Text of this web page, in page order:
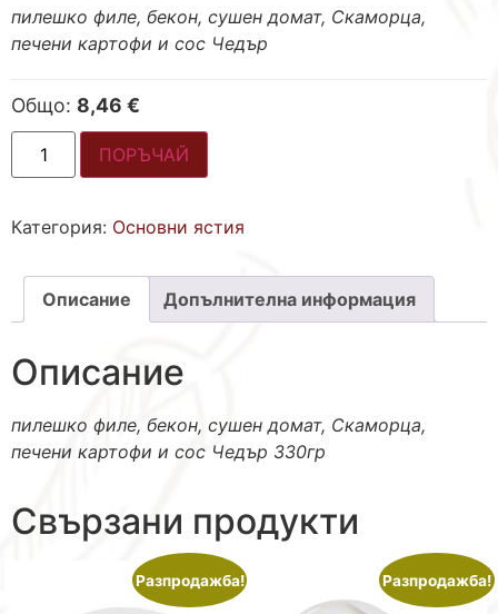
пилешко филе, бекон, сушен домат, Скаморца,
печени картофи и сос Чедър
Общо: 8,46 €
ПОРЪЧАЙ
Категория: Основни ястия
Описание Допълнителна информация
Описание
пилешко филе, бекон, сушен домат, Скаморца,
печени картофи и сос Чедър 330гр
Свързани продукти
Разпродажба! Разпродажба!